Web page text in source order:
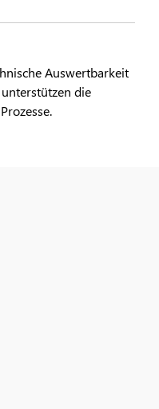
Auswertbarkeit
die